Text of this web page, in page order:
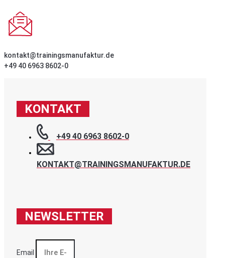
kontakt@trainingsmanufaktur.de
+49 40 6963 8602-0
KONTAKT
+49 40 6963 8602-0
KONTAKT@TRAININGSMANUFAKTUR.DE
NEWSLETTER
Email